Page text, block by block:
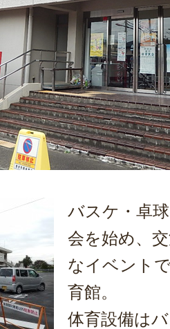
バスケ・卓
会を始め、
なイベント
育館。
体育設備は